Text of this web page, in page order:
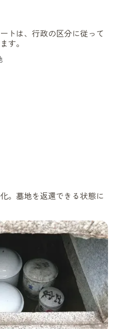
トは、行政の区分に従って
す。
。墓地を返還できる状態に